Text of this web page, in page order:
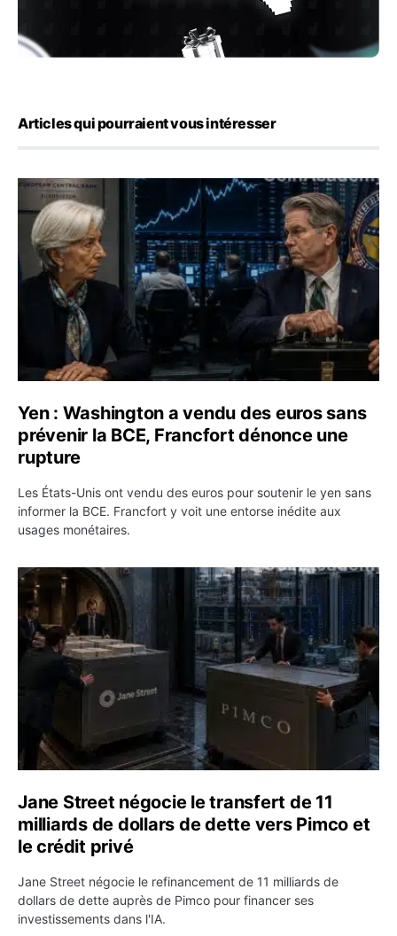
Articles qui pourraient vous intéresser
Yen : Washington a vendu des euros sans prévenir la
Yen : Washington a vendu des euros sans
prévenir la BCE, Francfort dénonce une
rupture
Les États-Unis ont vendu des euros pour soutenir le yen sans
informer la BCE. Francfort y voit une entorse inédite aux
usages monétaires.
Jane Street négocie le transfert de 11 milliards de
Jane Street négocie le transfert de 11
milliards de dollars de dette vers Pimco et
le crédit privé
Jane Street négocie le refinancement de 11 milliards de
dollars de dette auprès de Pimco pour financer ses
investissements dans l'IA.